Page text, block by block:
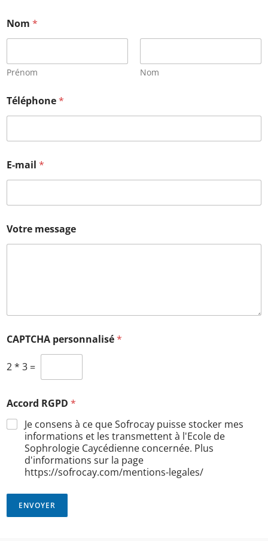
Nom *
Prénom Nom
Téléphone*
E-mail *
Votre message
CAPTCHA personnalisé*
2* 3 =
Accord RGPD *
Je consens à ce que Sofrocay puisse stocker mes
informations et les transmettent à l'Ecole de
Sophrologie Caycédienne concernée. Plus
d'informations sur la page
https://sofrocay.com/mentions-legales/
ENVOYER